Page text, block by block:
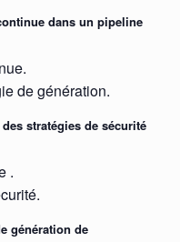
dans un pipeline
de génération.
stratégies de sécurité
.
génération de